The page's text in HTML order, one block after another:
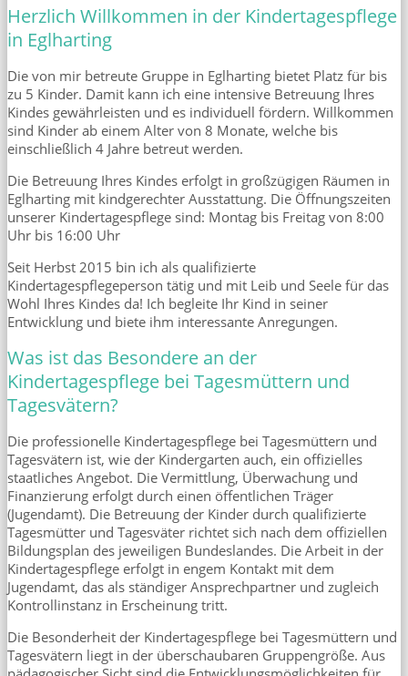
Herzlich Willkommen in der Kindertagespflege
in Eglharting
Die von mir betreute Gruppe in Eglharting bietet Platz für bis
zu 5 Kinder. Damit kann ich eine intensive Betreuung Ihres
Kindes gewährleisten und es individuell fördern. Willkommen
sind Kinder ab einem Alter von 8 Monate, welche bis
einschließlich 4 Jahre betreut werden.
Die Betreuung Ihres Kindes erfolgt in großzügigen Räumen in
Eglharting mit kindgerechter Ausstattung. Die Öffnungszeiten
unserer Kindertagespflege sind: Montag bis Freitag von 8:00
Uhr bis 16:00 Uhr
Seit Herbst 2015 bin ich als qualifizierte
Kindertagespflegeperson tätig und mit Leib und Seele für das
Wohl Ihres Kindes da! Ich begleite Ihr Kind in seiner
Entwicklung und biete ihm interessante Anregungen.
Was ist das Besondere an der
Kindertagespflege bei Tagesmüttern und
Tagesvätern?
Die professionelle Kindertagespflege bei Tagesmüttern und
Tagesvätern ist, wie der Kindergarten auch, ein offizielles
staatliches Angebot. Die Vermittlung, Überwachung und
Finanzierung erfolgt durch einen öffentlichen Träger
(Jugendamt). Die Betreuung der Kinder durch qualifizierte
Tagesmütter und Tagesväter richtet sich nach dem offiziellen
Bildungsplan des jeweiligen Bundeslandes. Die Arbeit in der
Kindertagespflege erfolgt in engem Kontakt mit dem
Jugendamt, das als ständiger Ansprechpartner und zugleich
Kontrollinstanz in Erscheinung tritt.
Die Besonderheit der Kindertagespflege bei Tagesmüttern und
Tagesvätern liegt in der überschaubaren Gruppengröße. Aus